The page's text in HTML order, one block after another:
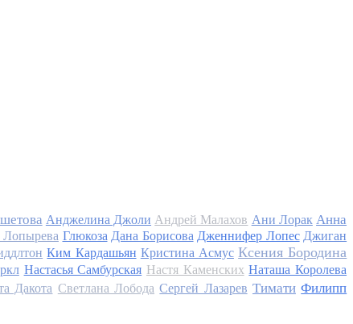
Анджелина Джоли Андрей Малахов Ани Лорак Анна
Лопырева Глюкоза Дана Борисова Дженнифер Лопес Джиган
Ким Кардашьян Кристина Асмус Ксения Бородина
Настасья Самбурская Настя Каменских Наташа Королева
Дакота Светлана Лобода Сергей Лазарев Тимати Филипп